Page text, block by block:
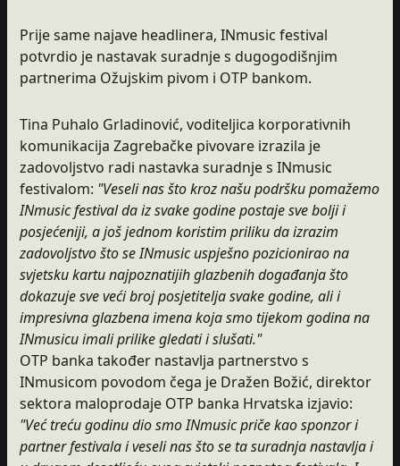
Prije same najave headlinera, INmusic festival
potvrdio je nastavak suradnje s dugogodišnjim
partnerima Ožujskim pivom i OTP bankom.
Tina Puhalo Grladinović, voditeljica korporativnih
komunikacija Zagrebačke pivovare izrazila je
zadovoljstvo radi nastavka suradnje s INmusic
festivalom: "Veseli nas što kroz našu podršku pomažemo
INmusic festival da iz svake godine postaje sve bolji i
posjećeniji, a još jednom koristim priliku da izrazim
zadovoljstvo što se INmusic uspješno pozicionirao na
svjetsku kartu najpoznatijih glazbenih događanja što
dokazuje sve veći broj posjetitelja svake godine, ali i
impresivna glazbena imena koja smo tijekom godina na
INmusicu imali prilike gledati i slušati."
OTP banka također nastavlja partnerstvo s
INmusicom povodom čega je Dražen Božić, direktor
sektora maloprodaje OTP banka Hrvatska izjavio:
"Već treću godinu dio smo INmusic priče kao sponzor i
partner festivala i veseli nas što se ta suradnja nastavlja i